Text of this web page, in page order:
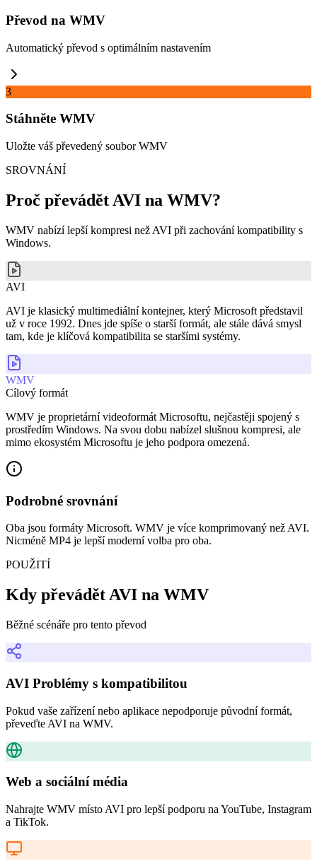
Převod na WMV
Automatický převod s optimálním nastavením
3
Stáhněte WMV
Uložte váš převedený soubor WMV
SROVNÁNÍ
Proč převádět AVI na WMV?
WMV nabízí lepší kompresi než AVI při zachování kompatibility s
Windows.
AVI
AVI je klasický multimediální kontejner, který Microsoft představil
už v roce 1992. Dnes jde spíše o starší formát, ale stále dává smysl
tam, kde je klíčová kompatibilita se staršími systémy.
WMV
Cílový formát
WMV je proprietární videoformát Microsoftu, nejčastěji spojený s
prostředím Windows. Na svou dobu nabízel slušnou kompresi, ale
mimo ekosystém Microsoftu je jeho podpora omezená.
Podrobné srovnání
Oba jsou formáty Microsoft. WMV je více komprimovaný než AVI.
Nicméně MP4 je lepší moderní volba pro oba.
POUŽITÍ
Kdy převádět AVI na WMV
Běžné scénáře pro tento převod
AVI Problémy s kompatibilitou
Pokud vaše zařízení nebo aplikace nepodporuje původní formát,
převeďte AVI na WMV.
Web a sociální média
Nahrajte WMV místo AVI pro lepší podporu na YouTube, Instagram
a TikTok.